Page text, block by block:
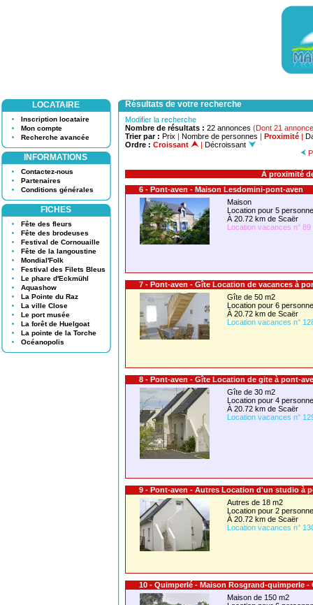
LOCATAIRE
Inscription locataire
Mon compte
Recherche avancée
INFORMATIONS
Contactez-nous
Partenaires
Conditions générales
FICHES
Fête des fleurs
Fête des brodeuses
Festival de Cornouaille
Fête de la langoustine
Mondial'Folk
Festival des Filets Bleus
Le phare d'Eckmühl
Aquashow
La Pointe du Raz
La ville Close
Le port musée
La forêt de Huelgoat
La pointe de la Torche
Océanopolis
Résultats de votre recherche
Modifier la recherche
Nombre de résultats : 22 annonces (Dont 21
Trier par : Prix | Nombre de personnes | Proximité |
Ordre : Croissant | Décroissant
À proximité
6 - Pont-aven - Maison Lesdomini-pont-aven
Maison
Location pour 5
À 20.72 km de Scaër
Location vacances n° 89
7 - Pont-aven - Gîte Location de vacances à
Gîte de 50 m2
Location pour 6
À 20.72 km de Scaër
Location vacances n°
8 - Pont-aven - Gîte Location de gite à pont-
Gîte de 30 m2
Location pour 4
À 20.72 km de Scaër
Location vacances n°
9 - Pont-aven - Autres Location d'un studio à
Autres de 18 m2
Location pour 2
À 20.72 km de Scaër
Location vacances n°
10 - Quimperlé - Maison Rosgrand-quimperle -
Maison de 150 m2